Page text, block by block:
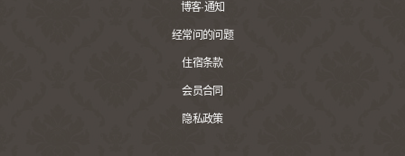
博客·通知
经常问的问题
住宿条款
会员合同
隐私政策